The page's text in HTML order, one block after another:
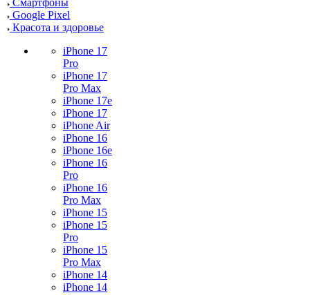
Смартфоны
Google Pixel
Красота и здоровье
iPhone 17
Pro
iPhone 17
Pro Max
iPhone 17e
iPhone 17
iPhone Air
iPhone 16
iPhone 16e
iPhone 16
Pro
iPhone 16
Pro Max
iPhone 15
iPhone 15
Pro
iPhone 15
Pro Max
iPhone 14
iPhone 14